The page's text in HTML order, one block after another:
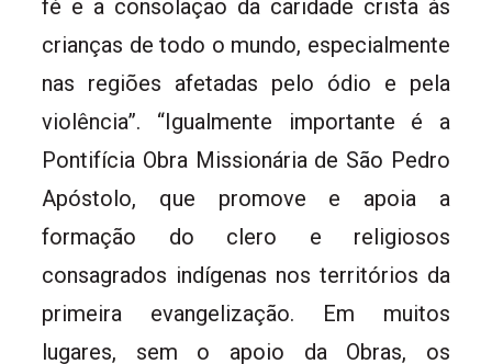
fé e a consolação da caridade cristã às
crianças de todo o mundo, especialmente
nas regiões afetadas pelo ódio e pela
violência”. “Igualmente importante é a
Pontifícia Obra Missionária de São Pedro
Apóstolo, que promove e apoia a
formação do clero e religiosos
consagrados indígenas nos territórios da
primeira evangelização. Em muitos
lugares, sem o apoio da Obras, os